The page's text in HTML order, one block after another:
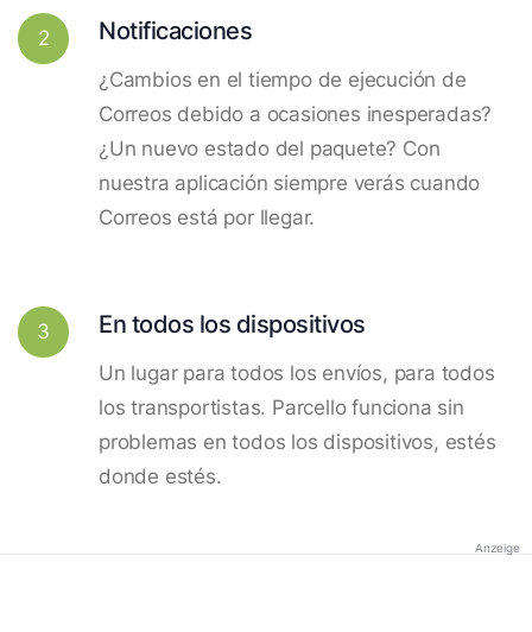
2 Notificaciones
¿Cambios en el tiempo de ejecución de
Correos debido a ocasiones inesperadas?
¿Un nuevo estado del paquete? Con
nuestra aplicación siempre verás cuando
Correos está por llegar.
3 En todos los dispositivos
Un lugar para todos los envíos, para todos
los transportistas. Parcello funciona sin
problemas en todos los dispositivos, estés
donde estés.
Anzeige